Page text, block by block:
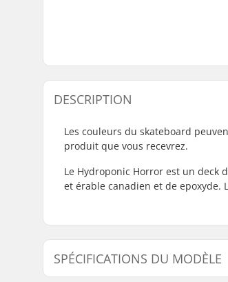
DESCRIPTION
Les couleurs du skateboard
produit que vous recevrez.
Le Hydroponic Horror est un
et érable canadien et de epoxyde.
SPÉCIFICATIONS DU MODÈLE